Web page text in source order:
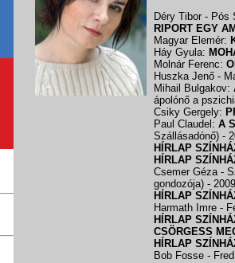
Déry Tibor - Pós
RIPORT EGY
Magyar Elemér:
Háy Gyula:
Molnár Ferenc:
Huszka Jenő -
Mihail Bulgakov:
ápolónő a
Csiky Gergely:
Paul Claudel: A
Szállásadónő) -
HÍRLAP
HÍRLAP
Csemer Géza -
gondozója) -
HÍRLAP
Harmath Imre -
HÍRLAP
CSÖRGESS
HÍRLAP
Bob Fosse -